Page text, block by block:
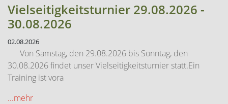
Vielseitigkeitsturnier 29.08.2026 -
30.08.2026
02.08.2026
Von Samstag, den 29.08.2026 bis Sonntag, den
30.08.2026 findet unser Vielseitigkeitsturnier statt.Ein
Training ist vora
...mehr